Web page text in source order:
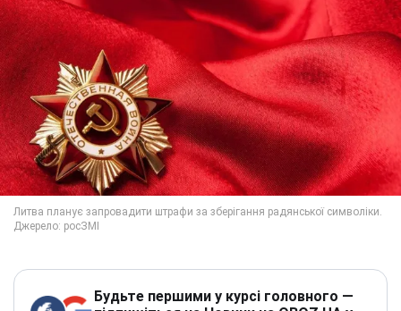
Будьте першими у курсі головного —